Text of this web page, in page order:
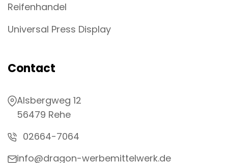
Reifenhandel
Universal Press Display
Contact
Alsbergweg 12
56479 Rehe
02664-7064
info@dragon-werbemittelwerk.de